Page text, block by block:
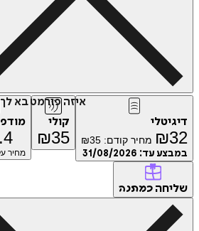
איזה פורמט בא
דיגיטלי
₪32 מחיר קודם: ₪35
במבצע עד: 31/08/2026
קולי
₪35
מחיר
שליחה כמתנה